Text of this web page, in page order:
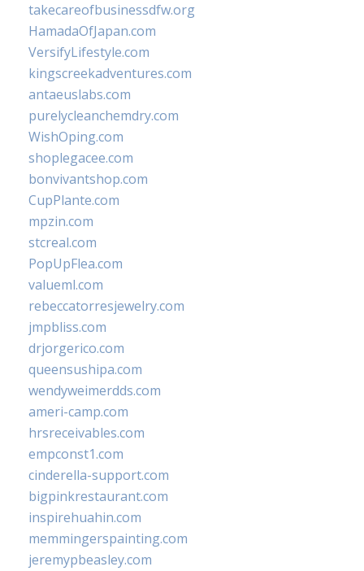
takecareofbusinessdfw.org
HamadaOfJapan.com
VersifyLifestyle.com
kingscreekadventures.com
antaeuslabs.com
purelycleanchemdry.com
WishOping.com
shoplegacee.com
bonvivantshop.com
CupPlante.com
mpzin.com
stcreal.com
PopUpFlea.com
valueml.com
rebeccatorresjewelry.com
jmpbliss.com
drjorgerico.com
queensushipa.com
wendyweimerdds.com
ameri-camp.com
hrsreceivables.com
empconst1.com
cinderella-support.com
bigpinkrestaurant.com
inspirehuahin.com
memmingerspainting.com
jeremypbeasley.com